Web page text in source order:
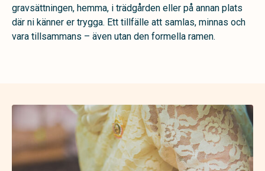
gravsättningen, hemma, i trädgården eller på annan plats
där ni känner er trygga. Ett tillfälle att samlas, minnas och
vara tillsammans – även utan den formella ramen.